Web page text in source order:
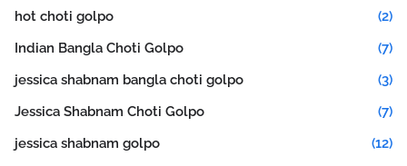
hot choti golpo
(2)
Indian Bangla Choti Golpo
(7)
jessica shabnam bangla choti golpo
(3)
Jessica Shabnam Choti Golpo
(7)
jessica shabnam golpo
(12)